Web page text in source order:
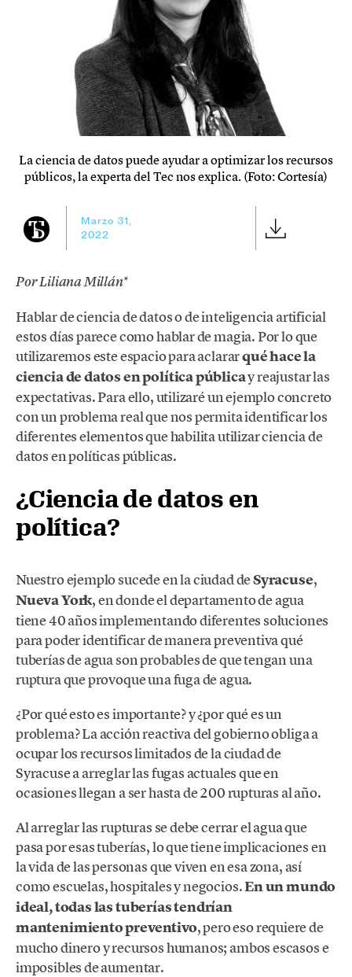
La ciencia de datos puede ayudar a optimizar los recursos
públicos, la experta del Tec nos explica. (Foto: Cortesía)
Marzo 31,
2022
Por Liliana Millán*
Hablar de ciencia de datos o de inteligencia artificial
estos días parece como hablar de magia. Por lo que
utilizaremos este espacio para aclararqué hace la
ciencia de datos en política públicay reajustar las
expectativas. Para ello, utilizaré un ejemplo concreto
con un problema real que nos permita identificar los
diferentes elementos que habilita utilizar ciencia de
datos en políticas públicas.
¿Ciencia de datos en
política?
Nuestro ejemplo sucede en la ciudad deSyracuse,
Nueva York, en donde el departamento de agua
tiene 40 años implementando diferentes soluciones
para poder identificar de manera preventiva qué
tuberías de agua son probables de que tengan una
ruptura que provoque una fuga de agua.
¿Por qué esto es importante? y ¿por qué es un
problema? La acción reactiva del gobierno obliga a
ocupar los recursos limitados de la ciudad de
Syracuse a arreglar las fugas actuales que en
ocasiones llegan a ser hasta de 200 rupturas al año.
Al arreglar las rupturas se debe cerrar el agua que
pasa por esas tuberías, lo que tiene implicaciones en
la vida de las personas que viven en esa zona, así
como escuelas, hospitales y negocios.En un mundo
ideal, todas las tuberías tendrían
mantenimiento preventivo, pero eso requiere de
mucho dinero y recursos humanos; ambos escasos e
imposibles de aumentar.